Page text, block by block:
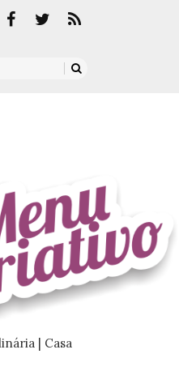
| Casa